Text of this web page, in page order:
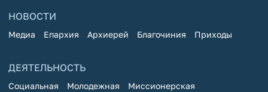
НОВОСТИ
Медиа Епархия Архиерей Благочиния Приходы
ДЕЯТЕЛЬНОСТЬ
Социальная Молодежная
Миссионерская